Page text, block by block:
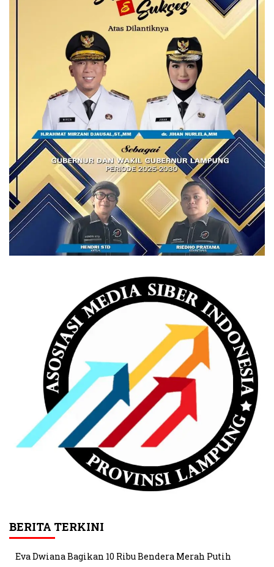
BERITA TERKINI
Eva Dwiana Bagikan 10 Ribu Bendera Merah Putih